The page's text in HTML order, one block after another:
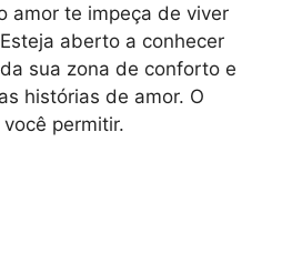
amor te impeça de viver
aberto a conhecer
sua zona de conforto e
histórias de amor. O
permitir.